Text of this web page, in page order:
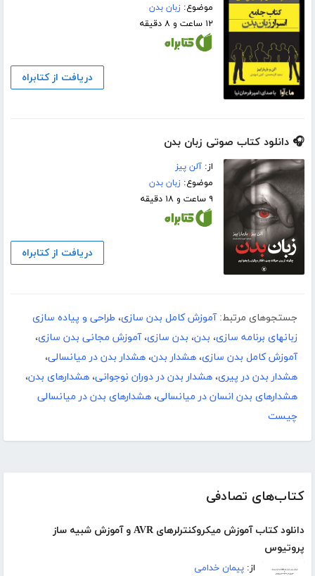
کتاب‌های تصادفی
دانلود کتاب آموزش میکروکنترلرهای AVR و آموزش شبیه ساز
پروتیوس
از: پیمان خدامی
موضوع:زبان بدن
۱۲ ساعت و ۸ دقیقه
دریافت از کتابراه
🎧 دانلود کتاب صوتی زبان بدن
از:آلن پیز
موضوع:زبان بدن
۹ ساعت و ۱۸ دقیقه
دریافت از کتابراه
جستجوهای مرتبط: آموزش کامل بدن سازی، طراحی و پیاده سازی
زبانهای برنامه سازی، بدن، بدن سازی،آموزش مجانی بدن سازی،
آموزش کامل بدن سازی، هشدار بدن، هشدار بدن در میانسالی،
هشدار بدن در پیری، هشدار بدن در دوران نوجوانی، هشدارهای بدن،
هشدارهای بدن انسان در میانسالی، هشدارهای بدن در میانسالی
چیست